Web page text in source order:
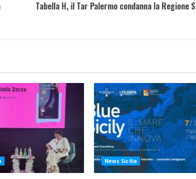
Tabella H, il Tar Palermo condanna la Regione
News Sicilia